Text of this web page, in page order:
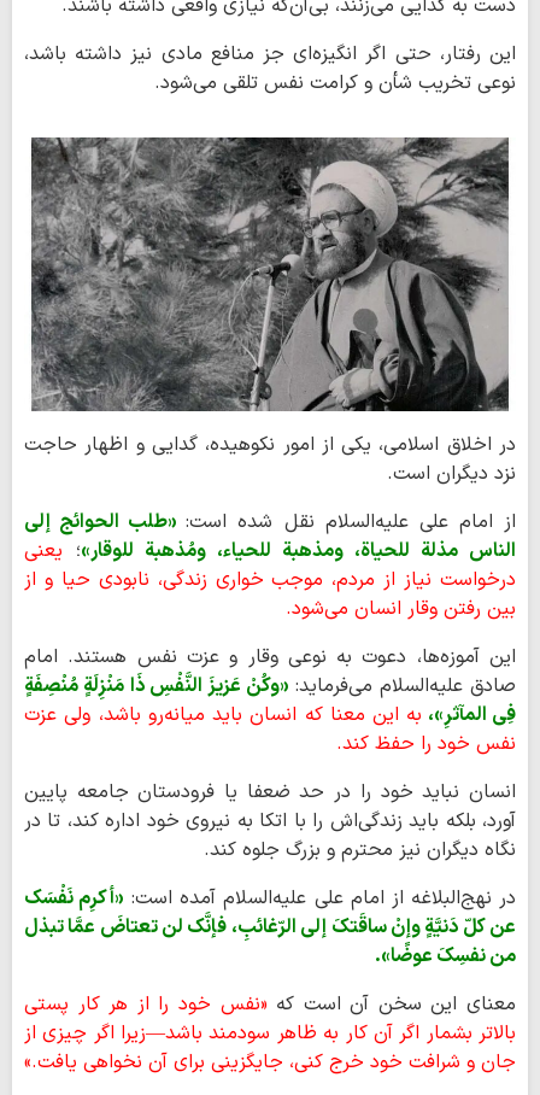
دست به گدایی می‌زنند، بی‌آن‌که نیازی واقعی داشته باشند.
این رفتار، حتی اگر انگیزه‌ای جز منافع مادی نیز داشته باشد،
نوعی تخریب شأن و کرامت نفس تلقی می‌شود.
در اخلاق اسلامی، یکی از امور نکوهیده، گدایی و اظهار حاجت
نزد دیگران است.
از امام علی علیه‌السلام نقل شده است:«طلب الحوائج إلی
الناس مذلة للحیاة، ومذهبة للحیاء، ومُذهبة للوقار»؛ یعنی
درخواست نیاز از مردم، موجب خواری زندگی، نابودی حیا و از
بین رفتن وقار انسان می‌شود.
این آموزه‌ها، دعوت به نوعی وقار و عزت نفس هستند. امام
صادق علیه‌السلام می‌فرماید: «وکُنْ عَزیزَ النَّفْسِ ذَا مَنْزِلَةٍ مُنْصِفَةٍ
فِی المآثرِ»، به این معنا که انسان باید میانه‌رو باشد، ولی عزت
نفس خود را حفظ کند.
انسان نباید خود را در حد ضعفا یا فرودستان جامعه پایین
آورد، بلکه باید زندگی‌اش را با اتکا به نیروی خود اداره کند، تا در
نگاه دیگران نیز محترم و بزرگ جلوه کند.
در نهج‌البلاغه از امام علی علیه‌السلام آمده است: «أکرِم نَفْسَک
عن کلّ دَنیَّةٍ وإنْ ساقَتکَ إلی الرّغائبِ، فإنَّک لن تعتاضَ عمَّا تبذل
من نفسِکَ عوضًا».
معنای این سخن آن است که «نفس خود را از هر کار پستی
بالاتر بشمار اگر آن کار به ظاهر سودمند باشد—زیرا اگر چیزی از
جان و شرافت خود خرج کنی، جایگزینی برای آن نخواهی یافت.»